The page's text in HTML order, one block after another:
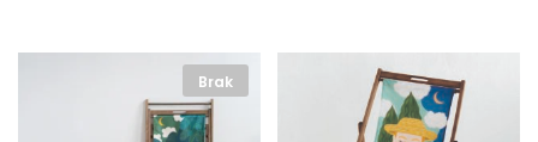
Brak